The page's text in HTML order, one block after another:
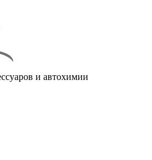
и автохимии